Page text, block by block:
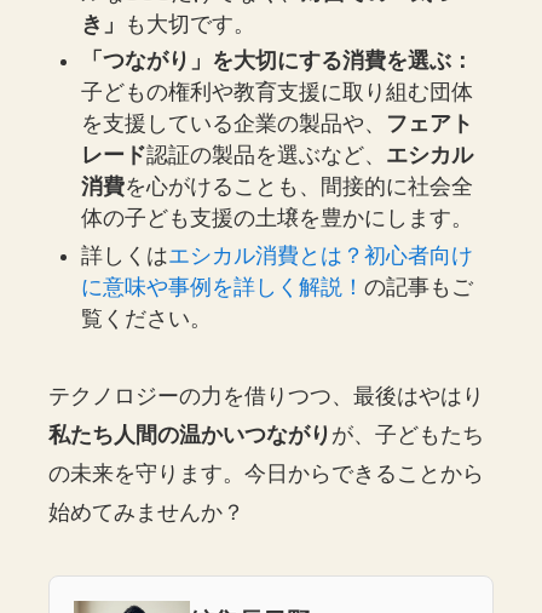
き」
も大切です。
「つながり」を大切にする消費を選ぶ：
子どもの権利や教育支援に取り組む団体
を支援している企業の製品や、 フェアト
レード認証の製品を選ぶなど、 エシカル
消費を心がけることも、間接的に社会全
体の子ども支援の土壌を豊かにします。
詳しくはエシカル消費とは？初心者向け
に意味や事例を詳しく解説！の記事もご
覧ください。
テクノロジーの力を借りつつ、最後はやはり
私たち人間の温かいつながり が、子どもたち
の未来を守ります。今日からできることから
始めてみませんか？